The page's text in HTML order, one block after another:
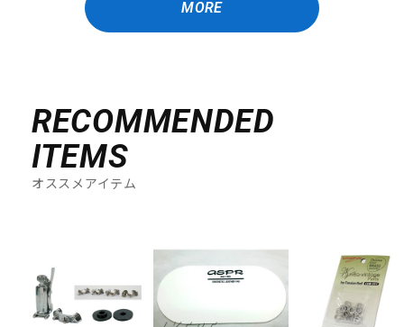
MORE
RECOMMENDED
ITEMS
オススメアイテム